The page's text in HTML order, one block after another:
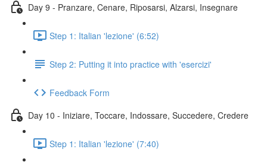
Day 9 - Pranzare, Cenare, Riposarsi, Alzarsi, Insegnare
Step 1: Italian 'lezione' (6:52)
Step 2: Putting it into practice with 'esercizi'
Feedback Form
Day 10 - Iniziare, Toccare, Indossare, Succedere, Credere
Step 1: Italian 'lezione' (7:40)